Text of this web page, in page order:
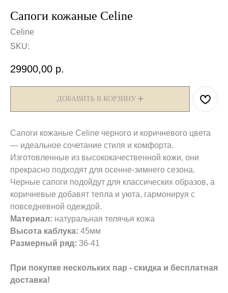
Сапоги кожаные Celine
Celine
SKU:
29900,00 р.
ДОБАВИТЬ В КОРЗИНУ ➕
Сапоги кожаные Celine черного и коричневого цвета
— идеальное сочетание стиля и комфорта.
Изготовленные из высококачественной кожи, они
прекрасно подходят для осенне-зимнего сезона.
Черные сапоги подойдут для классических образов, а
коричневые добавят тепла и уюта, гармонируя с
повседневной одеждой.
Материал: натуральная телячья кожа
Высота каблука: 45мм
Размерный ряд: 36-41
При покупке нескольких пар - скидка и бесплатная
доставка!